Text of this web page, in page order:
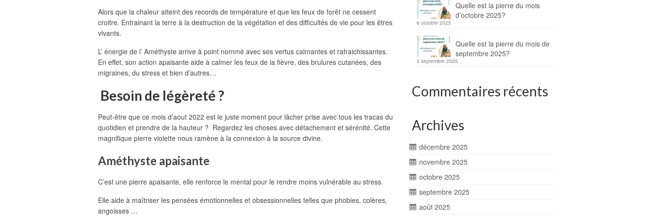
Alors que la chaleur atteint des records de température et que les feux de forêt ne cessent
croitre. Entrainant la terre à la destruction de la végétation et des difficultés de vie pour les êtres
vivants.
L’ énergie de l’ Améthyste arrive à point nommé avec ses vertus calmantes et rafraichissantes.
En effet, son action apaisante aide à calmer les feux de la fièvre, des brulures cutanées, des
migraines, du stress et bien d’autres…
Besoin de légèreté ?
Peut-être que ce mois d’aout 2022 est le juste moment pour lâcher prise avec tous les tracas du
quotidien et prendre de la hauteur ? Regardez les choses avec détachement et sérénité. Cette
magnifique pierre violette nous ramène à la connexion à la source divine.
Améthyste apaisante
C’est une pierre apaisante, elle renforce le mental pour le rendre moins vulnérable au stress.
Elle aide à maîtriser les pensées émotionnelles et obsessionnelles telles que phobies, colères,
angoisses …
Quelle est la pierre du mois
d’octobre 2025?
6 octobre 2025
Quelle est la pierre du mois de
septembre 2025?
3 septembre 2025
Commentaires récents
Archives
décembre 2025
novembre 2025
octobre 2025
septembre 2025
août 2025